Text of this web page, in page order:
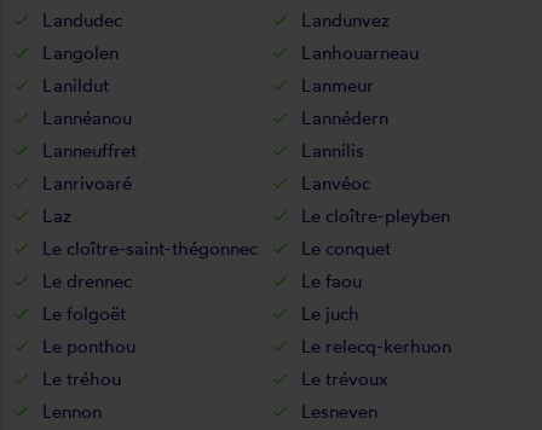
Landudec
Landunvez
Langolen
Lanhouarneau
Lanildut
Lanmeur
Lannéanou
Lannédern
Lanneuffret
Lannilis
Lanrivoaré
Lanvéoc
Laz
Le cloître-pleyben
Le cloître-saint-thégonnec
Le conquet
Le drennec
Le faou
Le folgoët
Le juch
Le ponthou
Le relecq-kerhuon
Le tréhou
Le trévoux
Lennon
Lesneven